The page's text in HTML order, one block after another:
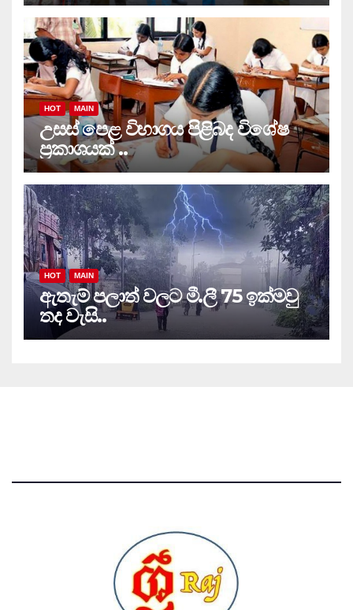
HOT MAIN
උසස් පෙළ විභාගය පිළිබද විශේෂ
ප්‍රකාශයක් ..
HOT MAIN
ඇතැම් පලාත් වලට මී.ලී 75 ඉක්මවු
තද වැසි..